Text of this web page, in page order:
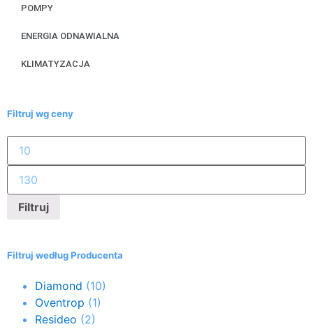
POMPY
ENERGIA ODNAWIALNA
KLIMATYZACJA
Filtruj wg ceny
Filtruj
Filtruj według Producenta
Diamond (10)
Oventrop (1)
Resideo (2)